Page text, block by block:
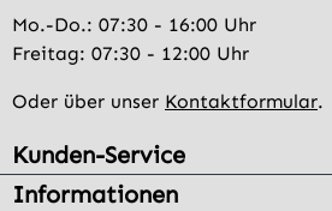
Mo.-Do.: 07:30 - 16:00 Uhr
Freitag: 07:30 - 12:00 Uhr
Oder über unser Kontaktformular.
Kunden-Service
Informationen